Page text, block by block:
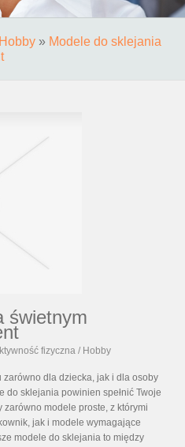
Hobby » Modele do sklejania
świetnym
fizyczna / Hobby
dla dziecka, jak i dla osoby
do sklejania powinien spełnić Twoje
modele proste, z którymi
jak i modele wymagające
modele do sklejania to między